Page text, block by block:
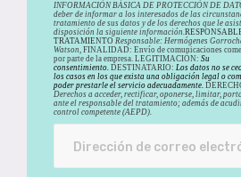
INFORMACIÓN BÁSICA DE PROTECCIÓN DE
deber de informar a los interesados de las
tratamiento de sus datos y de los derechos que le
disposición la siguiente información.
TRATAMIENTO Responsable: Hermógenes
Watson, FINALIDAD: Envío de comunicaciones
por parte de la empresa. LEGITIMACIÓN: Su
consentimiento. DESTINATARIO: Los datos no se
los casos en los que exista una obligación legal o
poder prestarle el servicio adecuadamente.
Derechos a acceder, rectificar, oponerse, limitar,
ante el responsable del tratamiento; además de
control competente (AEPD).